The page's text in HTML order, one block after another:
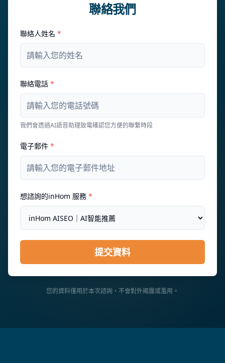
聯絡我們
聯絡人姓名 *
聯絡電話 *
我們會透過AI語音助理致電確認您方便的聯繫時段
電子郵件 *
想諮詢的inHom 服務 *
提交資料
您的資料僅用於本次諮詢，不會對外揭露或濫用。